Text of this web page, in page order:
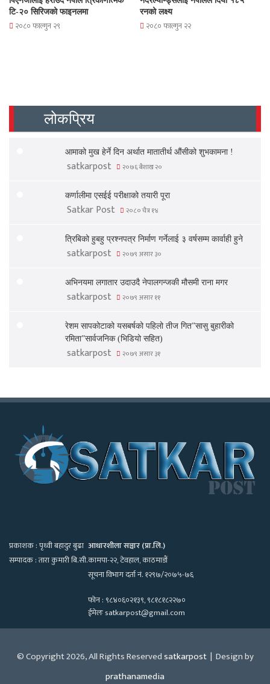
टि-२० सिरिजको फाइनलमा
२०८० फाल्गुन २९
रनको लक्ष्य
२०८० फाल्गुन २२
लोकप्रिय
आमाको मुख हेर्ने दिन अर्थात मातातीर्थ औंसीको शुभकामना !
satkarpost २०७६ बैशाख २०
कर्णालीमा एसईई परीक्षाको तयारी पूरा
Satkar Post २०८० चैत्र १४
त्रिबिको हुबहु प्रश्नपत्र निर्माण गर्नेलाई ३ वर्षसम्म कार्वाही हुने
satkarpost २०७९ असार ३०
अभिनयमा लगातार उदाउदै नेपालगन्जकी मौसमी राना मगर
satkarpost २०७९ असार ११
रेशम सापकोटाको यसबर्षको पहिलो तीज गित”सासु बुहारीको
रमिता”सार्वजनिक (भिडियो सहित)
satkarpost २०७९ असार ३१
प्रकाशक : पृथ्वी बहादुर बुढा
सम्पादक : तारा कुमारी बि.सी.
आधारशीला सञ्चार (प्रा.लि.)
कामपा-२२, टेवहाल, काठमाडाैं
सूचना विभाग दर्ता नं. १२९७/२०७५-७६
फोन : ९८४०६०२१३९, ९८१८१८२२७०
ईमेलः satkarpost@gmail.com
© Copyright 2026, All Rights Reservedsatkarpost | Design by
prathanamedia